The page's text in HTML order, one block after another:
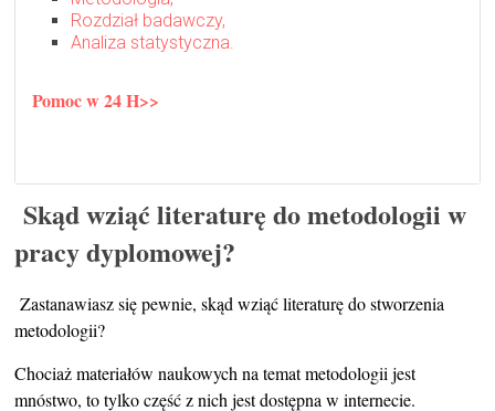
Rozdział badawczy,
Analiza statystyczna.
Pomoc w 24 H>>
Skąd wziąć literaturę do metodologii w
pracy dyplomowej?
Zastanawiasz się pewnie, skąd wziąć literaturę do stworzenia
metodologii?
Chociaż materiałów naukowych na temat metodologii jest
mnóstwo, to tylko część z nich jest dostępna w internecie.